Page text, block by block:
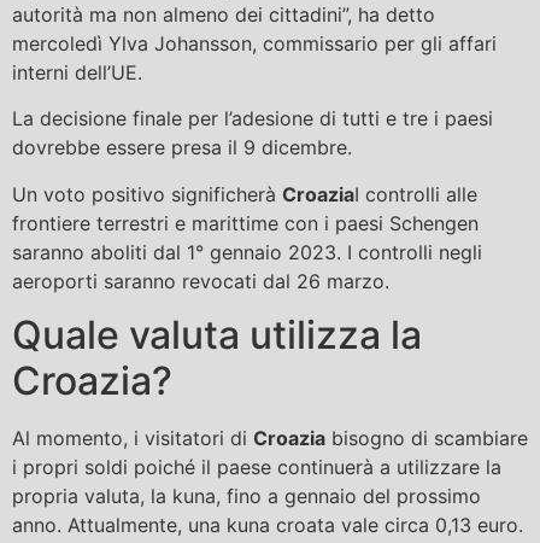
autorità ma non almeno dei cittadini”, ha detto
mercoledì Ylva Johansson, commissario per gli affari
interni dell’UE.
La decisione finale per l’adesione di tutti e tre i paesi
dovrebbe essere presa il 9 dicembre.
Un voto positivo significherà CroaziaI controlli alle
frontiere terrestri e marittime con i paesi Schengen
saranno aboliti dal 1° gennaio 2023. I controlli negli
aeroporti saranno revocati dal 26 marzo.
Quale valuta utilizza la
Croazia?
Al momento, i visitatori di Croazia bisogno di scambiare
i propri soldi poiché il paese continuerà a utilizzare la
propria valuta, la kuna, fino a gennaio del prossimo
anno. Attualmente, una kuna croata vale circa 0,13 euro.